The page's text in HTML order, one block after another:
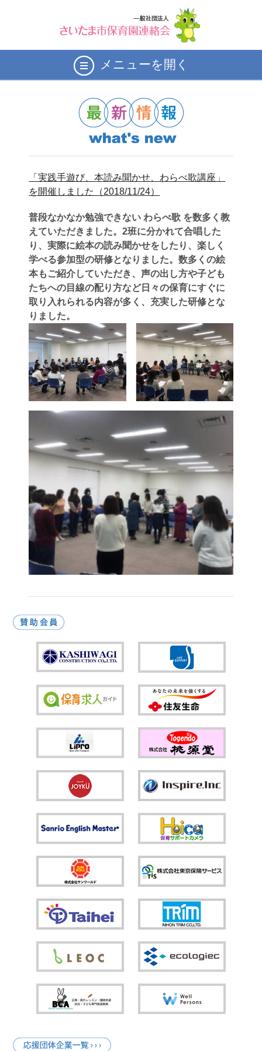
メニューを開く
「実践手遊び、本読み聞かせ、わらべ歌講座」
を開催しました（2018/11/24）
普段なかなか勉強できない わらべ歌 を数多く教
えていただきました。2班に分かれて合唱した
り、実際に絵本の読み聞かせをしたり、楽しく
学べる参加型の研修となりました。数多くの絵
本もご紹介していただき、声の出し方や子ども
たちへの目線の配り方など日々の保育にすぐに
取り入れられる内容が多く、充実した研修とな
りました。